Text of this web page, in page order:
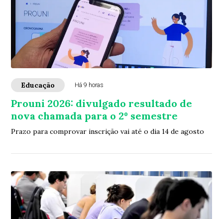
Educação Há 9 horas
Prouni 2026: divulgado resultado de
nova chamada para o 2º semestre
Prazo para comprovar inscrição vai até o dia 14 de agosto